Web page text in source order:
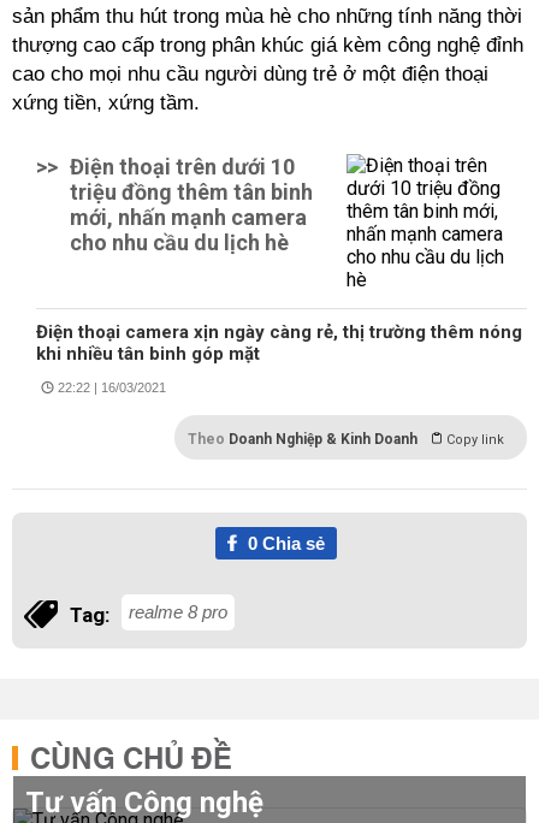
sản phẩm thu hút trong mùa hè cho những tính năng thời
thượng cao cấp trong phân khúc giá kèm công nghệ đỉnh
cao cho mọi nhu cầu người dùng trẻ ở một điện thoại
xứng tiền, xứng tầm.
>> Điện thoại trên dưới 10
triệu đồng thêm tân binh
mới, nhấn mạnh camera
cho nhu cầu du lịch hè
Điện thoại camera xịn ngày càng rẻ, thị trường thêm nóng
khi nhiều tân binh góp mặt
22:22 | 16/03/2021
Theo Doanh Nghiệp & Kinh Doanh Copy link
0Chia sẻ
Tag: realme 8 pro
CÙNG CHỦ ĐỀ
Tư vấn Công nghệ